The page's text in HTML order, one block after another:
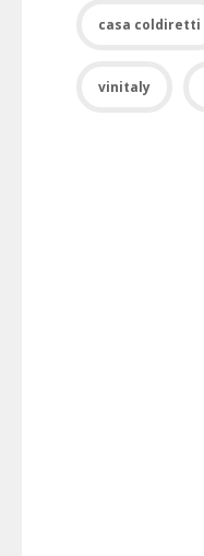
casa coldiretti
vinitaly